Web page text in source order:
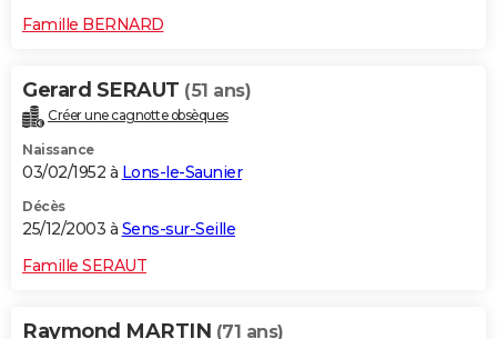
Famille BERNARD
Gerard SERAUT (51 ans)
Créer une cagnotte obsèques
Naissance
03/02/1952 à Lons-le-Saunier
Décès
25/12/2003 à Sens-sur-Seille
Famille SERAUT
Raymond MARTIN (71 ans)